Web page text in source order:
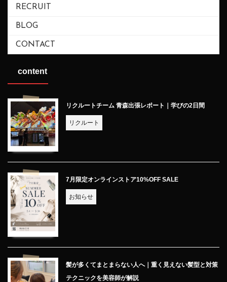
RECRUIT
BLOG
CONTACT
content
リクルートチーム 青森出張レポート｜学びの2日間
リクルート
7月限定オンラインストア10%OFF SALE
お知らせ
髪が多くてまとまらない人へ｜重く見えない髪型と対策
テクニックを美容師が解説